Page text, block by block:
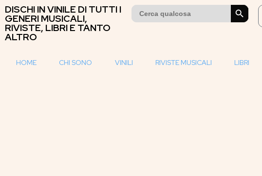
DISCHI IN VINILE DI TUTTI I
GENERI MUSICALI,
RIVISTE, LIBRI E TANTO
ALTRO
Search
for:
SEARCH BUTTON
HOME CHI SONO VINILI RIVISTE MUSICALI LIBRI